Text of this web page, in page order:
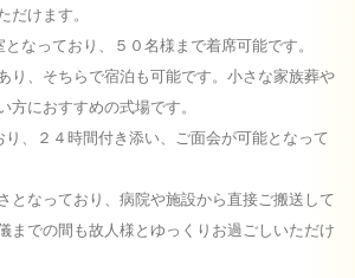
けます。
なっており、５０名様まで着席可能です。
り、そちらで宿泊も可能です。小さな家族葬や
方におすすめの式場です。
、２４時間付き添い、ご面会が可能となって
となっており、病院や施設から直接ご搬送して
までの間も故人様とゆっくりお過ごしいただけ